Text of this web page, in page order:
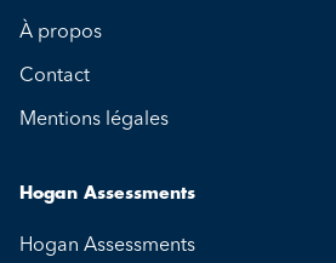
À propos
Contact
Mentions légales
Hogan Assessments
Hogan Assessments